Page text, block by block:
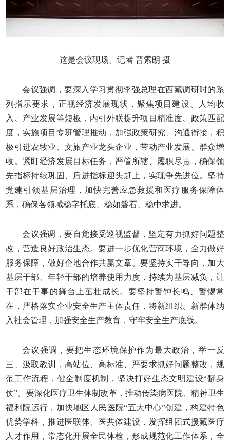
这是会议现场。记者 普索朗 摄
会议强调，要深入学习贯彻李强总理在西藏调研时的系
列指示要求，正视经济发展现状，聚焦项目建设、人均收
入、产业发展等短板，内引外联提升项目精准度、政策匹配
度，实施项目专班管理推动，加强政策研究、沟通衔接，积
极引进农牧业、文旅产业龙头企业，带动产业发展、群众增
收。紧盯经济发展目标任务，严管所辖、履职尽责，确保领
先指标持续巩固、后进指标迎头赶上，实现争先进位。坚持
党建引领基层治理，加快完善应急救援和医疗服务保障体
系，确保各领域稳字托底、稳如磐石、稳中求进。
会议强调，要自觉接受巡视监督，坚定有力抓好问题整
改，营造良好政治生态。要进一步优化营商环境，全力做好
服务保障，做好企地合作共赢文章。要坚持实干导向，加大
基层干部、年轻干部的培养使用力度，持续为基层减负，让
干部在干事的舞台上茁壮成长。要坚持警钟长鸣、警惕常
在，严格落实企业安全生产主体责任，将新组织、新群体纳
入社会管理，加强安全生产教育，守牢安全生产底线。
会议强调，要把生态环境保护作为最大政治，举一反
三、汲取教训，高站位、高标准、严要求抓好问题整改，规
范工作流程，健全制度机制，坚决打好生态文明建设“翻身
仗”。要深化医疗卫生体制改革，推动传染病医院、精神卫生
福利院运行，加快地区人民医院“五大中心”创建，构建特色
优势学科，推进医联体、医共体建设，发挥组团式援藏医疗
人才作用，常态化开展全民体检，形成规范化工作体系，全